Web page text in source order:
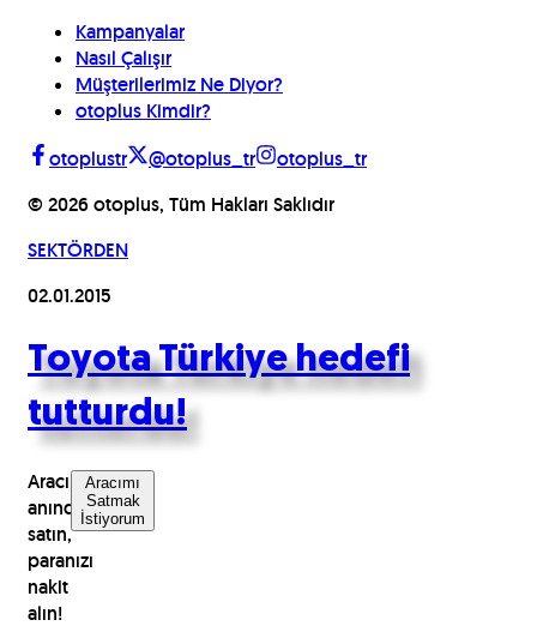
Kampanyalar
Nasıl Çalışır
Müşterilerimiz Ne Diyor?
otoplus Kimdir?
otoplustr
@otoplus_tr
otoplus_tr
© 2026 otoplus, Tüm Hakları Saklıdır
SEKTÖRDEN
02.01.2015
Toyota Türkiye hedefi
tutturdu!
Aracınızı
anında
satın,
paranızı
nakit
alın!
Aracımı
Satmak
İstiyorum